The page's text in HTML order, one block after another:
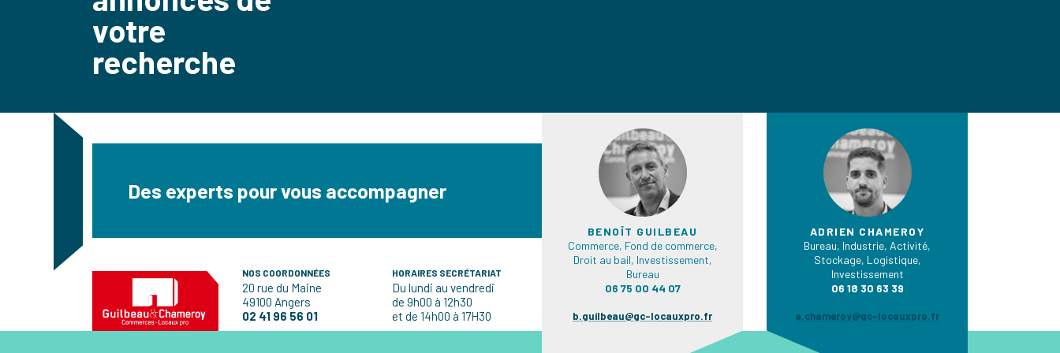
votre
recherche
Des experts pour vous accompagner
NOS COORDONNÉES
20 rue du Maine
49100 Angers
02 41 96 56 01
HORAIRES SECRÉTARIAT
Du lundi au vendredi
de 9h00 à 12h30
et de 14h00 à 17H30
BENOÎT GUILBEAU
Commerce, Fond de commerce,
Droit au bail, Investissement,
Bureau
06 75 00 44 07
b.guilbeau@gc-locauxpro.fr
ADRIEN CHAMEROY
Bureau, Industrie, Activité,
Stockage, Logistique,
Investissement
06 18 30 63 39
a.chameroy@gc-locauxpro.fr